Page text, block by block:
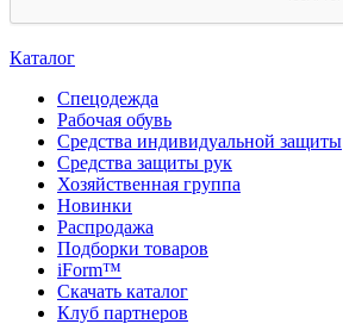
Каталог
Спецодежда
Рабочая обувь
Средства индивидуальной защиты
Средства защиты рук
Хозяйственная группа
Новинки
Распродажа
Подборки товаров
iForm™
Скачать каталог
Клуб партнеров